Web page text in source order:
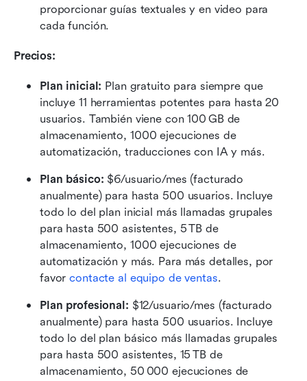
proporcionar guías textuales y en video para
cada función.
Precios:
Plan inicial: Plan gratuito para siempre que
incluye 11 herramientas potentes para hasta 20
usuarios. También viene con 100 GB de
almacenamiento, 1000 ejecuciones de
automatización, traducciones con IA y más.
Plan básico: $6/usuario/mes (facturado
anualmente) para hasta 500 usuarios. Incluye
todo lo del plan inicial más llamadas grupales
para hasta 500 asistentes, 5 TB de
almacenamiento, 1000 ejecuciones de
automatización y más. Para más detalles, por
favor contacte al equipo de ventas.
Plan profesional: $12/usuario/mes (facturado
anualmente) para hasta 500 usuarios. Incluye
todo lo del plan básico más llamadas grupales
para hasta 500 asistentes, 15 TB de
almacenamiento, 50 000 ejecuciones de